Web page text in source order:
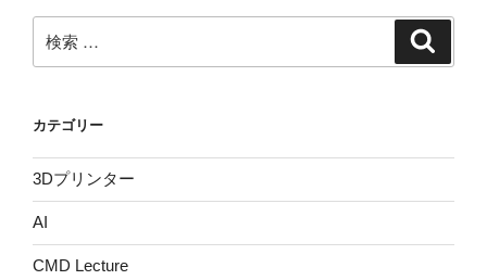
索:
カテゴリー
3Dプリンター
AI
CMD Lecture